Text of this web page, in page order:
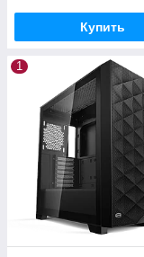
Купить
1